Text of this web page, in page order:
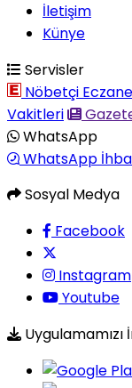
İletişim
Künye
Servisler
Nöbetçi
Vakitleri
WhatsApp
WhatsApp
Sosyal Medya
Facebook
Instagram
Youtube
Uygulamamızı